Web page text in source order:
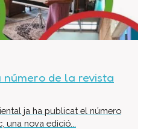
Generals
i inserció laboral
número de la revista
ja ha publicat el número
una nova edició...